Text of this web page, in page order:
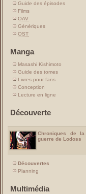
Guide des épisodes
Films
OAV
Génériques
OST
Manga
Masashi Kishimoto
Guide des tomes
Livres pour fans
Conception
Lecture en ligne
Découverte
Chroniques de la
guerre de Lodoss
Découvertes
Planning
Multimédia